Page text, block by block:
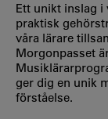
Ett unikt inslag i
praktisk
våra lärare
Morgonpasset
ger dig en unik
förståelse.